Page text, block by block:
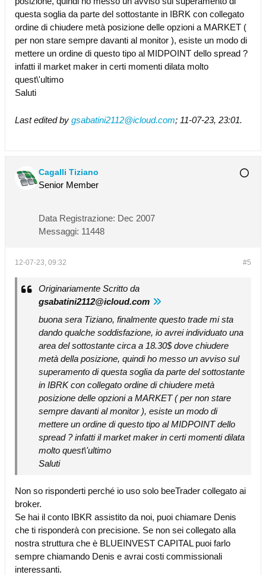
questa soglia da parte del sottostante in IBRK con collegato
ordine di chiudere metà posizione delle opzioni a MARKET (
per non stare sempre davanti al monitor ), esiste un modo di
mettere un ordine di questo tipo al MIDPOINT dello spread ?
infatti il market maker in certi momenti dilata molto
quest\'ultimo
Saluti
Last edited by gsabatini2112@icloud.com; 11-07-23, 23:01.
Cagalli Tiziano
Senior Member
Data Registrazione: Dec 2007
Messaggi: 11448
#5
12-07-23, 09:32
Originariamente Scritto da
gsabatini2112@icloud.com
buona sera Tiziano, finalmente questo trade mi sta
dando qualche soddisfazione, io avrei individuato una
area del sottostante circa a 18.30$ dove chiudere
metà della posizione, quindi ho messo un avviso sul
superamento di questa soglia da parte del sottostante
in IBRK con collegato ordine di chiudere metà
posizione delle opzioni a MARKET ( per non stare
sempre davanti al monitor ), esiste un modo di
mettere un ordine di questo tipo al MIDPOINT dello
spread ? infatti il market maker in certi momenti dilata
molto quest\'ultimo
Saluti
Non so risponderti perché io uso solo beeTrader collegato ai
broker.
Se hai il conto IBKR assistito da noi, puoi chiamare Denis
che ti risponderà con precisione. Se non sei collegato alla
nostra struttura che è BLUEINVEST CAPITAL puoi farlo
sempre chiamando Denis e avrai costi commissionali
interessanti.